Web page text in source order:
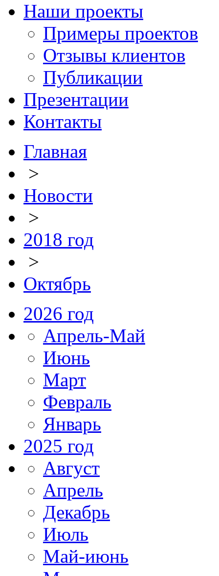
Наши проекты
Примеры проектов
Отзывы клиентов
Публикации
Презентации
Контакты
Главная
>
Новости
>
2018 год
>
Октябрь
2026 год
Апрель-Май
Июнь
Март
Февраль
Январь
2025 год
Август
Апрель
Декабрь
Июль
Май-июнь